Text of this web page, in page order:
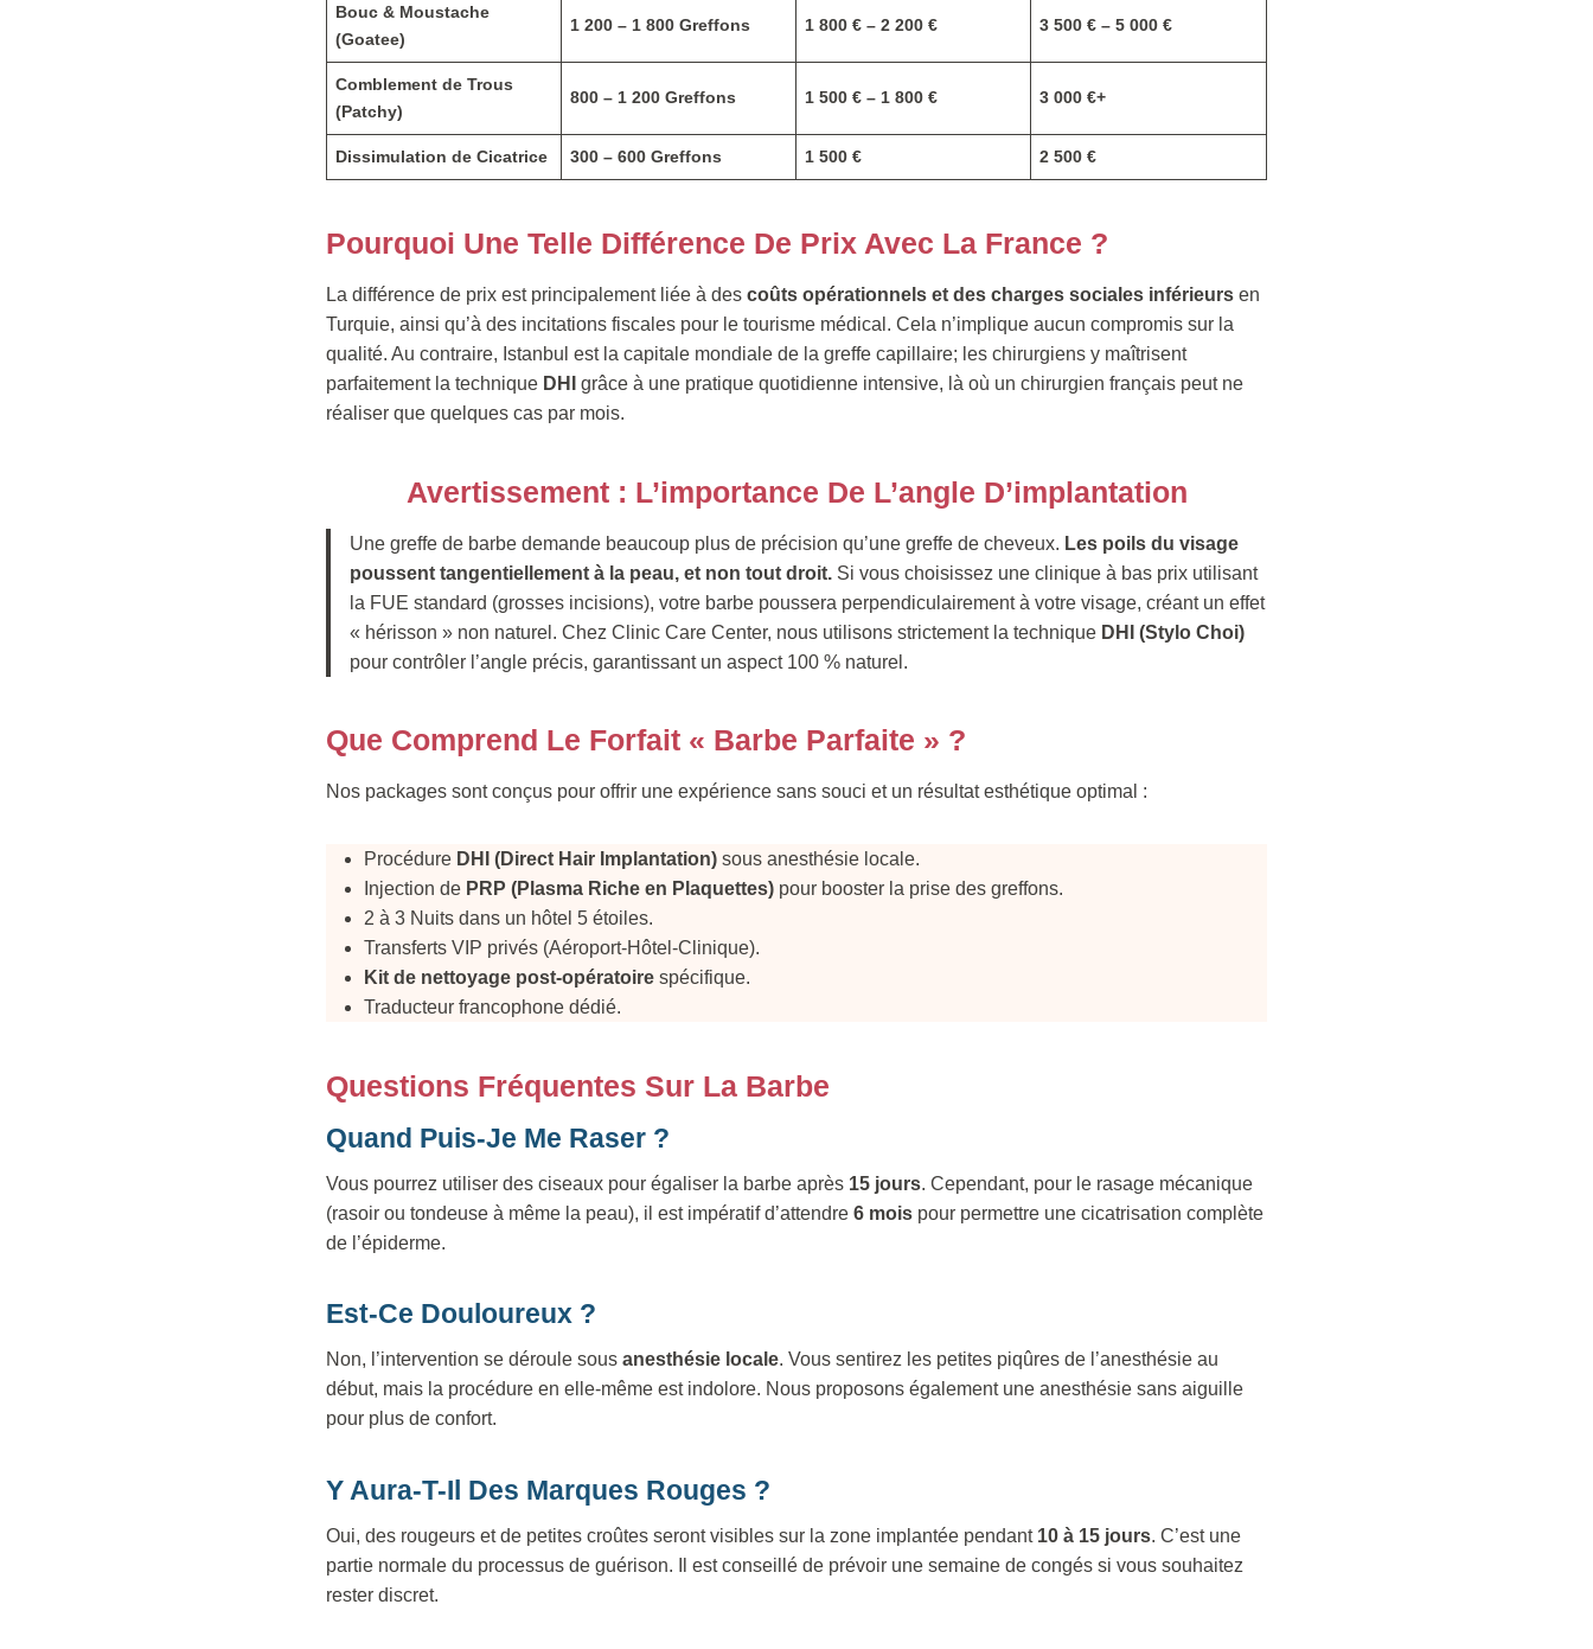
Bouc & Moustache
(Goatee)
1 200 – 1 800 Greffons 1 800 € – 2 200 € 3 500 € – 5 000 €
Comblement de Trous
(Patchy)
800 – 1 200 Greffons 1 500 € – 1 800 € 3 000 €+
Dissimulation de Cicatrice 300 – 600 Greffons 1 500 € 2 500 €
Pourquoi Une Telle Différence De Prix Avec La France ?
La différence de prix est principalement liée à des coûts opérationnels et des charges sociales inférieurs en
Turquie, ainsi qu’à des incitations fiscales pour le tourisme médical. Cela n’implique aucun compromis sur la
qualité. Au contraire, Istanbul est la capitale mondiale de la greffe capillaire; les chirurgiens y maîtrisent
parfaitement la technique DHI
grâce à une pratique quotidienne intensive, là où un chirurgien français peut ne
réaliser que quelques cas par mois.
Avertissement : L’importance De L’angle D’implantation
Une greffe de barbe demande beaucoup plus de précision qu’une greffe de cheveux. Les poils du visage
poussent tangentiellement à la peau, et non tout droit. Si vous choisissez une clinique à bas prix utilisant
la FUE standard (grosses incisions), votre barbe poussera perpendiculairement à votre visage, créant un effet
« hérisson » non naturel. Chez Clinic Care Center, nous utilisons strictement la technique DHI (Stylo Choi)
pour contrôler l’angle précis, garantissant un aspect 100 % naturel.
Que Comprend Le Forfait « Barbe Parfaite » ?
Nos packages sont conçus pour offrir une expérience sans souci et un résultat esthétique optimal :
Procédure DHI (Direct Hair Implantation) sous anesthésie locale.
Injection de PRP (Plasma Riche en Plaquettes) pour booster la prise des greffons.
2 à 3 Nuits dans un hôtel 5 étoiles.
Transferts VIP privés (Aéroport-Hôtel-Clinique).
Kit de nettoyage post-opératoire spécifique.
Traducteur francophone dédié.
Questions Fréquentes Sur La Barbe
Quand Puis-Je Me Raser ?
Vous pourrez utiliser des ciseaux pour égaliser la barbe après 15 jours. Cependant, pour le rasage mécanique
(rasoir ou tondeuse à même la peau), il est impératif d’attendre 6 mois pour permettre une cicatrisation complète
de l’épiderme.
Est-Ce Douloureux ?
Non, l’intervention se déroule sous anesthésie locale. Vous sentirez les petites piqûres de l’anesthésie au
début, mais la procédure en elle-même est indolore. Nous proposons également une anesthésie sans aiguille
pour plus de confort.
Y Aura-T-Il Des Marques Rouges ?
Oui, des rougeurs et de petites croûtes seront visibles sur la zone implantée pendant 10 à 15 jours. C’est une
partie normale du processus de guérison. Il est conseillé de prévoir une semaine de congés si vous souhaitez
rester discret.